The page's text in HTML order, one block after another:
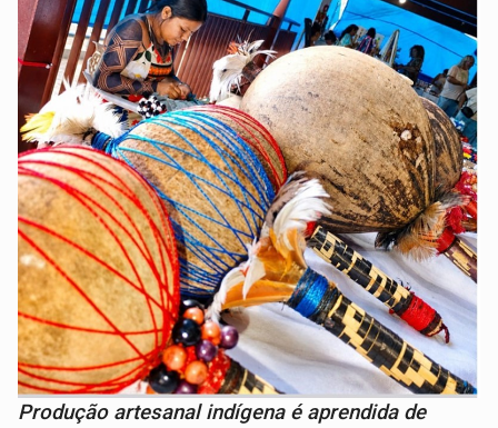
Produção artesanal indígena é aprendida de